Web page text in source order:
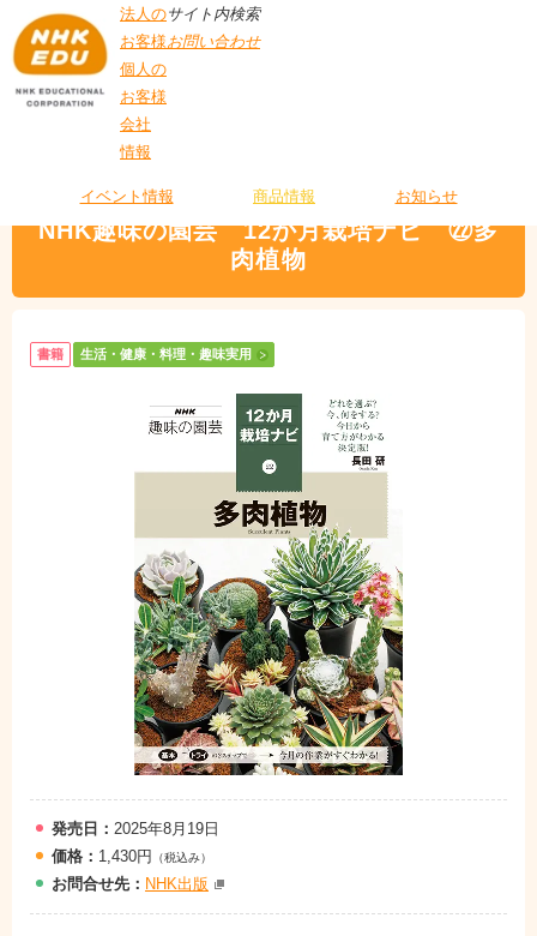
法人の
お客様
個人の
お客様
会社
情報
サイト内検索
お問い合わせ
イベント情報 商品情報 お知らせ
NHK趣味の園芸 12か月栽培ナビ ㉒多
肉植物
書籍 生活・健康・料理・趣味実用
発売日： 2025年8月19日
価格： 1,430円 （税込み）
お問合せ先： NHK出版